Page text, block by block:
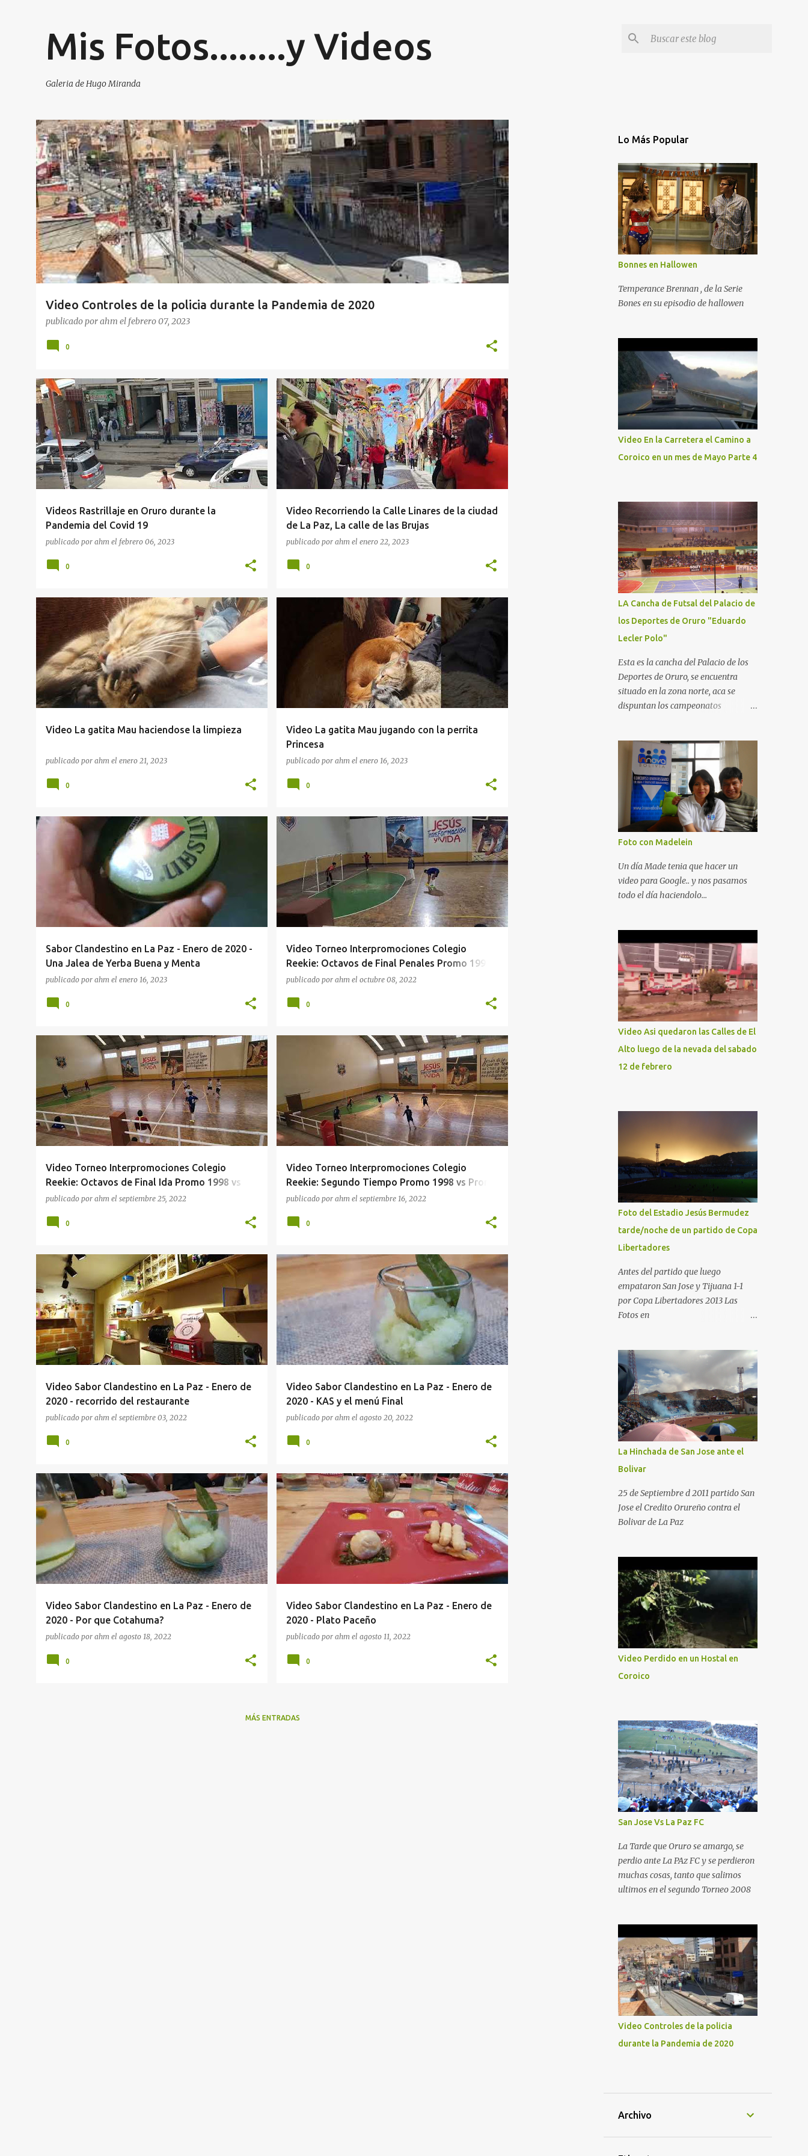
Mis Fotos........y Videos
Galeria de Hugo Miranda
E
n
t
r
a
d
a
s
Video Controles de la policia durante la Pandemia de 2020
publicado porahm el febrero 07, 2023
ORURO SALUD VIDEOS
0
Videos Rastrillaje en Oruro durante la
Pandemia del Covid 19
publicado por ahm el febrero 06, 2023
SALUD VIDEOS
0
Video Recorriendo la Calle Linares de la ciudad
de La Paz, La calle de las Brujas
publicado por ahm el enero 22, 2023
LA PAZ VIDEOS
0
Video La gatita Mau haciendose la limpieza
publicado por ahm el enero 21, 2023
0
Video La gatita Mau jugando con la perrita
Princesa
publicado por ahm el enero 16, 2023
VIDEOS
0
Sabor Clandestino en La Paz - Enero de 2020 -
Una Jalea de Yerba Buena y Menta
publicado por ahm el enero 16, 2023
RESTAURANTES VIDEOS
0
Video Torneo Interpromociones Colegio
Reekie: Octavos de Final Penales Promo 1998
vs Promo 2021
publicado por ahm el octubre 08, 2022
VIDEOS
0
Video Torneo Interpromociones Colegio
Reekie: Octavos de Final Ida Promo 1998 vs
Promo 2021
publicado por ahm el septiembre 25, 2022
FUTBOL VIDEOS
0
Video Torneo Interpromociones Colegio
Reekie: Segundo Tiempo Promo 1998 vs Promo
2019 B
publicado por ahm el septiembre 16, 2022
0
Video Sabor Clandestino en La Paz - Enero de
2020 - recorrido del restaurante
publicado por ahm el septiembre 03, 2022
RESTAURANTES VIDEOS
0
Video Sabor Clandestino en La Paz - Enero de
2020 - KAS y el menú Final
publicado por ahm el agosto 20, 2022
VIDEOS
0
Video Sabor Clandestino en La Paz - Enero de
2020 - Por que Cotahuma?
publicado por ahm el agosto 18, 2022
LA PAZ RESTAURANTES VIDEOS
0
Video Sabor Clandestino en La Paz - Enero de
2020 - Plato Paceño
publicado por ahm el agosto 11, 2022
LA PAZ RESTAURANTES VIDEOS
0
MÁS ENTRADAS
Lo Más Popular
Bonnes en Hallowen
Temperance Brennan , de la Serie
Bones en su episodio de hallowen
Video En la Carretera el Camino a
Coroico en un mes de Mayo Parte 4
LA Cancha de Futsal del Palacio de
los Deportes de Oruro "Eduardo
Lecler Polo"
Esta es la cancha del Palacio de los
Deportes de Oruro, se encuentra
situado en la zona norte, aca se
dispuntan los campeonatos
Foto con Madelein
Un día Made tenia que hacer un
video para Google.. y nos pasamos
todo el día haciendolo...
Video Asi quedaron las Calles de El
Alto luego de la nevada del sabado
12 de febrero
Foto del Estadio Jesús Bermudez
tarde/noche de un partido de Copa
Libertadores
Antes del partido que luego
empataron San Jose y Tijuana 1-1
por Copa Libertadores 2013 Las
Fotos en
tardenoche-y-el.html
La Hinchada de San Jose ante el
Bolivar
25 de Septiembre d 2011 partido San
Jose el Credito Orureño contra el
Bolivar de La Paz
Video Perdido en un Hostal en
Coroico
San Jose Vs La Paz FC
La Tarde que Oruro se amargo, se
perdio ante La PAz FC y se perdieron
muchas cosas, tanto que salimos
ultimos en el segundo Torneo 2008
Video Controles de la policia
durante la Pandemia de 2020
Archivo